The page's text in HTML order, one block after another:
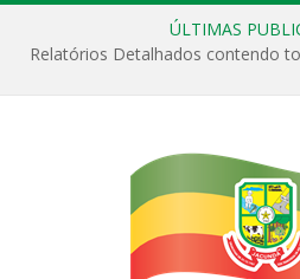
ÚLTIMAS